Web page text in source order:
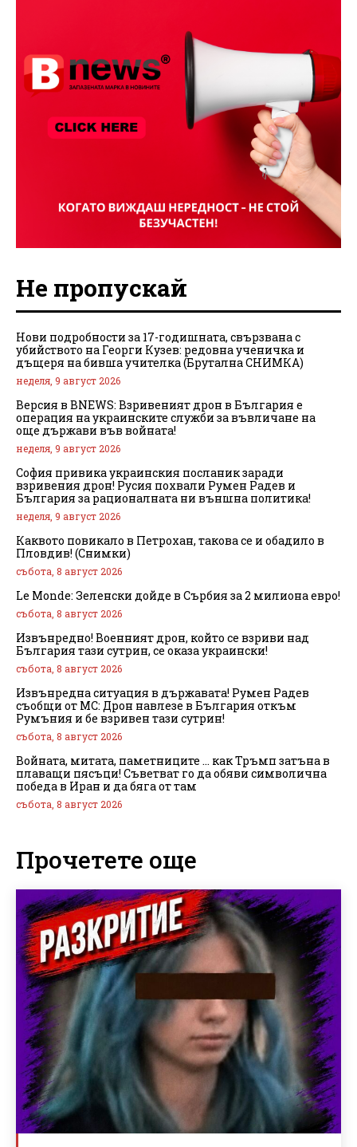
Не пропускай
Нови подробности за 17-годишната, свързвана с
убийството на Георги Кузев: редовна ученичка и
дъщеря на бивша учителка (Брутална СНИМКА)
неделя, 9 август 2026
Версия в BNEWS: Взривеният дрон в България е
операция на украинските служби за въвличане на
още държави във войната!
неделя, 9 август 2026
София привика украинския посланик заради
взривения дрон! Русия похвали Румен Радев и
България за рационалната ни външна политика!
неделя, 9 август 2026
Каквото повикало в Петрохан, такова се и обадило в
Пловдив! (Снимки)
събота, 8 август 2026
Le Monde: Зеленски дойде в Сърбия за 2 милиона евро!
събота, 8 август 2026
Извънредно! Военният дрон, който се взриви над
България тази сутрин, се оказа украински!
събота, 8 август 2026
Извънредна ситуация в държавата! Румен Радев
съобщи от МС: Дрон навлезе в България откъм
Румъния и бе взривен тази сутрин!
събота, 8 август 2026
Войната, митата, паметниците … как Тръмп затъна в
плаващи пясъци! Съветват го да обяви символична
победа в Иран и да бяга от там
събота, 8 август 2026
Прочетете още